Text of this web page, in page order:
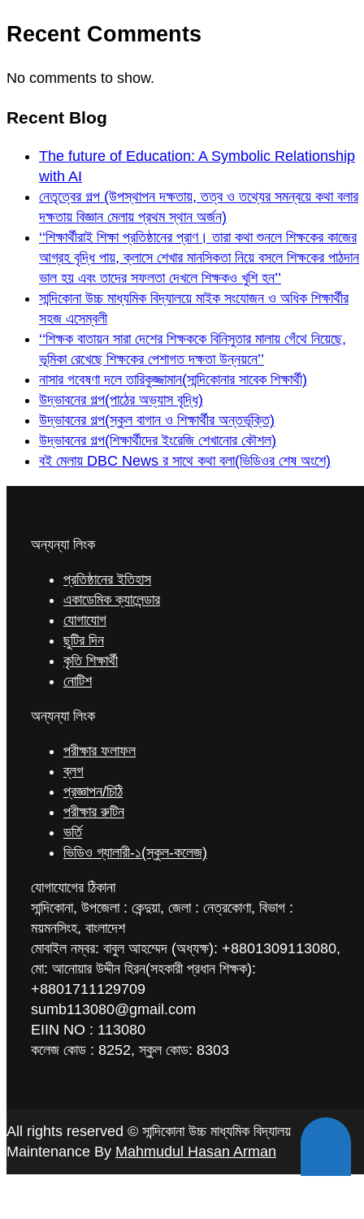
Recent Comments
No comments to show.
Recent Blog
The future of Education: A Symbolic Relationship
with AI
নেতৃত্বের গল্প (উপস্থাপন দক্ষতায়, তত্ব ও তথ্যের সমন্বয়ে কথা বলার
দক্ষতায় বিজ্ঞান মেলায় প্রথম স্থান অর্জন)
‘‘শিক্ষার্থীরাই শিক্ষা প্রতিষ্ঠানের প্রাণ। তারা কথা শুনলে শিক্ষকের কাজের
আগ্রহ বৃদ্ধি পায়, ক্লাসে শেখার মানসিকতা নিয়ে বসলে শিক্ষকের পাঠদান
ভাল হয় এবং তাদের সফলতা দেখলে শিক্ষকও খুশি হন’’
সান্দিকোনা উচ্চ মাধ্যমিক বিদ্যালয়ে মাইক সংযোজন ও অধিক শিক্ষার্থীর
সহজ এসেম্বলী
‘‘শিক্ষক বাতায়ন সারা দেশের শিক্ষককে বিনিসুতার মালায় গেঁথে নিয়েছে,
ভূমিকা রেখেছে শিক্ষকের পেশাগত দক্ষতা উন্নয়নে’’
নাসার গবেষণা দলে তারিকুজ্জামান(সান্দিকোনার সাবেক শিক্ষার্থী)
উদ্ভাবনের গল্প(পাঠের অভ্যাস বৃদ্ধি)
উদ্ভাবনের গল্প(স্কুল বাগান ও শিক্ষার্থীর অন্তর্ভূক্তি)
উদ্ভাবনের গল্প(শিক্ষার্থীদের ইংরেজি শেখানোর কৌশল)
বই মেলায় DBC News র সাথে কথা বলা(ভিডিওর শেষ অংশে)
অন্যন্যা লিংক
প্রতিষ্ঠানের ইতিহাস
একাডেমিক ক্যালেন্ডার
যোগাযোগ
ছুটির দিন
কৃতি শিক্ষার্থী
নোটিশ
অন্যন্যা লিংক
পরীক্ষার ফলাফল
ব্লগ
প্রজ্ঞাপন/চিঠি
পরীক্ষার রুটিন
ভর্তি
ভিডিও গ্যালারী-১(স্কুল-কলেজ)
যোগাযোগের ঠিকানা
সান্দিকোনা, উপজেলা : কেন্দুয়া, জেলা : নেত্রকোণা, বিভাগ :
ময়মনসিংহ, বাংলাদেশ
মোবাইল নম্বর: বাবুল আহম্মেদ (অধ্যক্ষ): +8801309113080,
মো: আনোয়ার উদ্দীন হিরন(সহকারী প্রধান শিক্ষক):
+8801711129709
sumb113080@gmail.com
EIIN NO : 113080
কলেজ কোড : 8252, স্কুল কোড: 8303
All rights reserved © সান্দিকোনা উচ্চ মাধ্যমিক বিদ্যালয়
Maintenance By Mahmudul Hasan Arman